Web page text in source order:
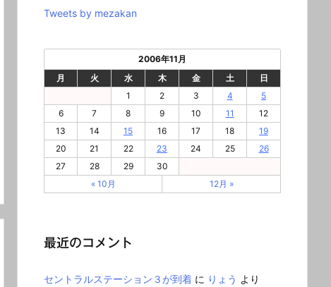
Tweets by mezakan
2006年11月
月
火 水 木 金 土
日
1
2 3 4
5
6
7 8 9 10 11
12
13
14 15 16 17 18
19
20
21 22 23 24 25
26
27
28 29
30
« 10月
12月 »
最近のコメント
セントラルステーション３が到着 に りょう より